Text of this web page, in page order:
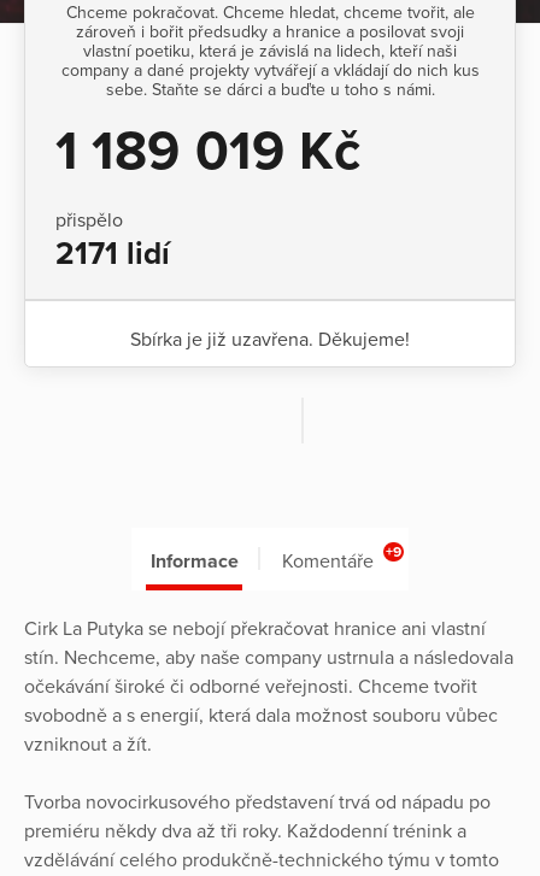
Chceme pokračovat. Chceme hledat, chceme tvořit, ale
zároveň i bořit předsudky a hranice a posilovat svoji
vlastní poetiku, která je závislá na lidech, kteří naši
company a dané projekty vytvářejí a vkládají do nich kus
sebe. Staňte se dárci a buďte u toho s námi.
1 189 019 Kč
přispělo
2171 lidí
Sbírka je již uzavřena. Děkujeme!
Informace Komentáře +9
Cirk La Putyka se nebojí překračovat hranice ani vlastní
stín. Nechceme, aby naše company ustrnula a následovala
očekávání široké či odborné veřejnosti. Chceme tvořit
svobodně a s energií, která dala možnost souboru vůbec
vzniknout a žít.
Tvorba novocirkusového představení trvá od nápadu po
premiéru někdy dva až tři roky. Každodenní trénink a
vzdělávání celého produkčně-technického týmu v tomto